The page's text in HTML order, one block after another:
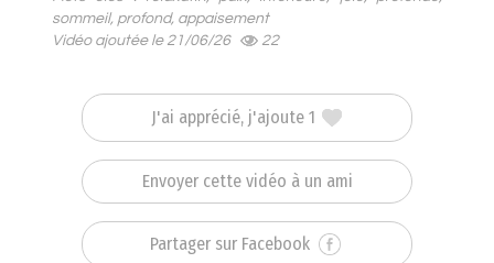
sommeil, profond, appaisement
Vidéo ajoutée le 21/06/26
22
J'ai apprécié, j'ajoute 1
Envoyer cette vidéo à un ami
Partager sur Facebook